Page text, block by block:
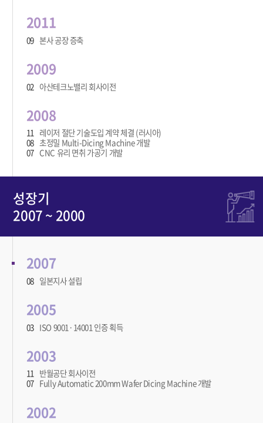
2011
09 본사 공장 증축
2009
02 아산테크노밸리 회사이전
2008
11 레이저 절단 기술도입 계약 체결 (러시아)
08 초정밀 Multi-Dicing Machine 개발
07 CNC 유리 면취 가공기 개발
성장기
2007 ~ 2000
2007
08 일본지사 설립
2005
03 ISO 9001·14001 인증 획득
2003
11 반월공단 회사이전
07 Fully Automatic 200mm Wafer Dicing Machine 개발
2002